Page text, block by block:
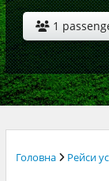
1
Головна Рейси